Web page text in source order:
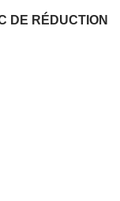
DE RÉDUCTION